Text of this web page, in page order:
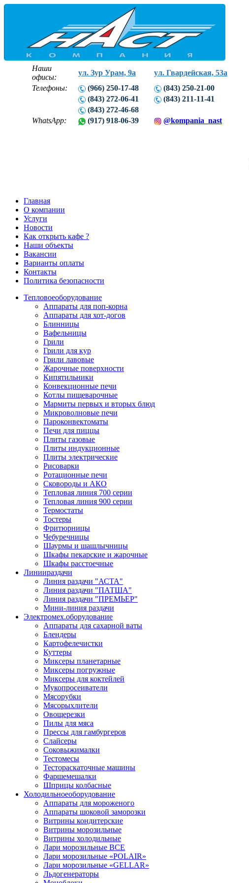
Наши
офисы:
ул. Зур Урам, 9а
ул. Гвардейская, 53а
Телефоны:
(966) 250-17-48
(843) 250-21-00
(843) 272-06-41
(843) 211-11-41
(843) 272-46-68
WhatsApp:
(917) 918-06-39 @kompania_nast
Главная
О компании
Услуги
Новости
Как открыть кафе ?
Наши объекты
Вакансии
Варианты оплаты
Контакты
Политика безопасности
Тепловоеоборудование
Аппараты для поп-корна
Аппараты для хот-догов
Блинницы
Вафельницы
Грили
Грили для кур
Грили лавовые
Жарочные поверхности
Кипятильники
Конвекционные печи
Котлы пищеварочные
Мармиты первых и вторых блюд
Микроволновые печи
Пароконвектоматы
Печи для пиццы
Плиты газовые
Плиты индукционные
Плиты электрические
Рисоварки
Ротационные печи
Сковороды и АКО
Тепловая линия 700 серии
Тепловая линия 900 серии
Термостаты
Тостеры
Фритюрницы
Чебуречницы
Шаурмы и шашлычницы
Шкафы пекарские и жарочные
Шкафы расстоечные
Линиираздачи
Линия раздачи "АСТА"
Линия раздачи "ПАТША"
Линия раздачи "ПРЕМЬЕР"
Мини-линия раздачи
Электромех.оборудование
Аппараты для сахарной ваты
Блендеры
Картофелечистки
Куттеры
Миксеры планетарные
Миксеры погружные
Миксеры для коктейлей
Мукопросеиватели
Мясорубки
Мясорыхлители
Овощерезки
Пилы для мяса
Прессы для гамбургеров
Слайсеры
Соковыжималки
Тестомесы
Тестораскаточные машины
Фаршемешалки
Шприцы колбасные
Холодильноеоборудование
Аппараты для мороженого
Аппараты шоковой заморозки
Витрины кондитерские
Витрины морозильные
Витрины холодильные
Лари морозильные ВСЕ
Лари морозильные «POLAIR»
Лари морозильные «GELLAR»
Льдогенераторы